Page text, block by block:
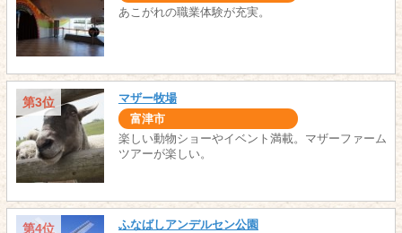
あこがれの職業体験が充実。
第3位 マザー牧場
富津市
楽しい動物ショーやイベント満載。マザーファーム
ツアーが楽しい。
第4位 ふなばしアンデルセン公園